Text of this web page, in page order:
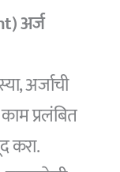
अर्ज
अर्जाची
प्रलंबित
करा.